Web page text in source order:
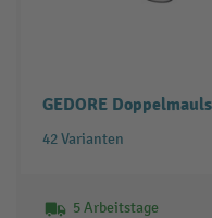
GEDORE
42 Varianten
5 Arbeitstage